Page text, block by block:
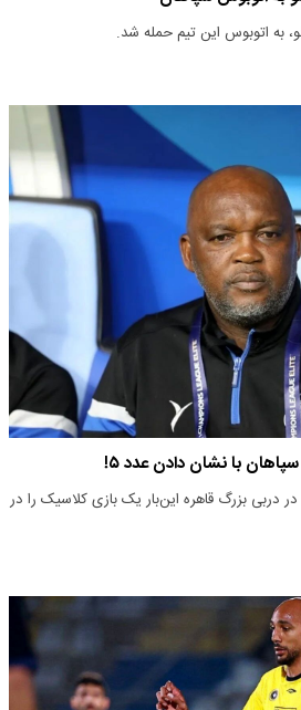
به اتوبوس این تیم حمله شد.
با نشان دادن عدد ۵!
در دربی بزرگ قاهره این‌بار یک بازی کلاسیک را در